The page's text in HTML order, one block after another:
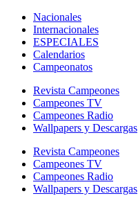
Nacionales
Internacionales
ESPECIALES
Calendarios
Campeonatos
Revista Campeones
Campeones TV
Campeones Radio
Wallpapers y Descargas
Revista Campeones
Campeones TV
Campeones Radio
Wallpapers y Descargas